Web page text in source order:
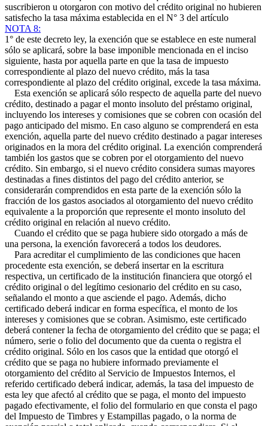
suscribieron u otorgaron con motivo del crédito original no hubieren
satisfecho la tasa máxima establecida en el N° 3 del artículo
NOTA 8:
1° de este decreto ley, la exención que se establece en este numeral
sólo se aplicará, sobre la base imponible mencionada en el inciso
siguiente, hasta por aquella parte en que la tasa de impuesto
correspondiente al plazo del nuevo crédito, más la tasa
correspondiente al plazo del crédito original, excede la tasa máxima.
Esta exención se aplicará sólo respecto de aquella parte del nuevo
crédito, destinado a pagar el monto insoluto del préstamo original,
incluyendo los intereses y comisiones que se cobren con ocasión del
pago anticipado del mismo. En caso alguno se comprenderá en esta
exención, aquella parte del nuevo crédito destinado a pagar intereses
originados en la mora del crédito original. La exención comprenderá
también los gastos que se cobren por el otorgamiento del nuevo
crédito. Sin embargo, si el nuevo crédito considera sumas mayores
destinadas a fines distintos del pago del crédito anterior, se
considerarán comprendidos en esta parte de la exención sólo la
fracción de los gastos asociados al otorgamiento del nuevo crédito
equivalente a la proporción que represente el monto insoluto del
crédito original en relación al nuevo crédito.
Cuando el crédito que se paga hubiere sido otorgado a más de
una persona, la exención favorecerá a todos los deudores.
Para acreditar el cumplimiento de las condiciones que hacen
procedente esta exención, se deberá insertar en la escritura
respectiva, un certificado de la institución financiera que otorgó el
crédito original o del legítimo cesionario del crédito en su caso,
señalando el monto a que asciende el pago. Además, dicho
certificado deberá indicar en forma específica, el monto de los
intereses y comisiones que se cobran. Asimismo, este certificado
deberá contener la fecha de otorgamiento del crédito que se paga; el
número, serie o folio del documento que da cuenta o registra el
crédito original. Sólo en los casos que la entidad que otorgó el
crédito que se paga no hubiere informado previamente el
otorgamiento del crédito al Servicio de Impuestos Internos, el
referido certificado deberá indicar, además, la tasa del impuesto de
esta ley que afectó al crédito que se paga, el monto del impuesto
pagado efectivamente, el folio del formulario en que consta el pago
del Impuesto de Timbres y Estampillas pagado, o la norma de